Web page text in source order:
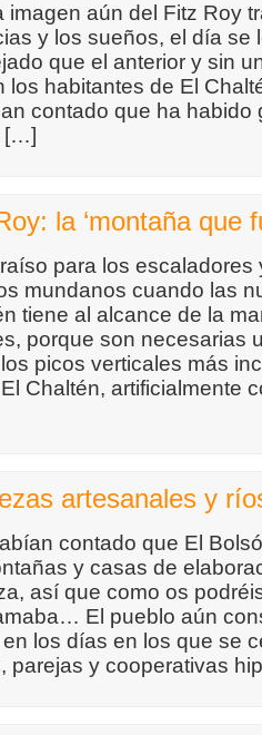
imagen aún del Fitz Roy
y los sueños, el día se
que el anterior y sin
los habitantes de El
contado que ha habido
[…]
la ‘montaña que
para los escaladores
mundanos cuando las
tiene al alcance de la
porque son necesarias
picos verticales más
Chaltén, artificialmente
artesanales y
contado que El
y casas de
así que como os
El pueblo aún
los días en los que se
parejas y cooperativas